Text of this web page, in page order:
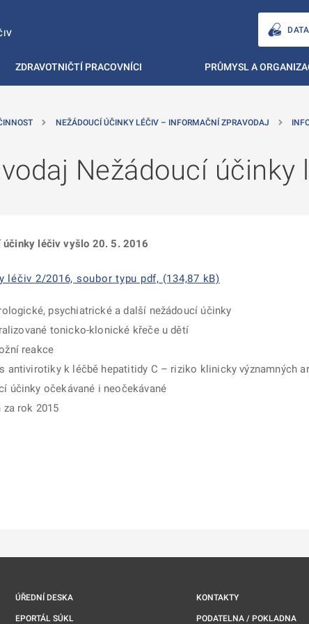
ZDRAVOTNIČTÍ PRACOVNÍCI PRŮMYSL A
NEŽÁDOUCÍ ÚČINKY LÉČIV – INFORMAČNÍ ZPRAVODAJ
Nežádoucí účinky
účinky léčiv vyšlo 20. 5. 2016
léčiv 2/2016, soubor typu pdf, (134,87 kB)
psychiatrické a další nežádoucí účinky
tonicko-klonické křeče u dětí
reakce
antivirotiky k léčbě hepatitidy C – riziko klinicky významných
účinky očekávané i neočekávané
rok 2015
kartě
na nové kartě
ÚŘEDNÍ DESKA
EPORTÁL SÚKL
KONTAKTY
PODATELNA / POKLADNA